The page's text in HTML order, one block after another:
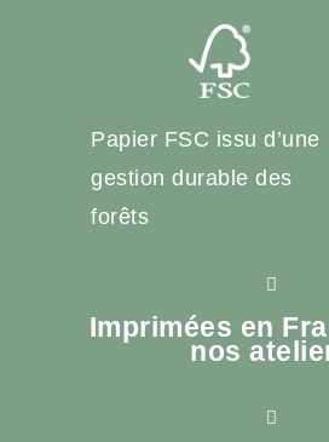
Papier FSC issu d’une
gestion durable des
forêts
Imprimées en
nos